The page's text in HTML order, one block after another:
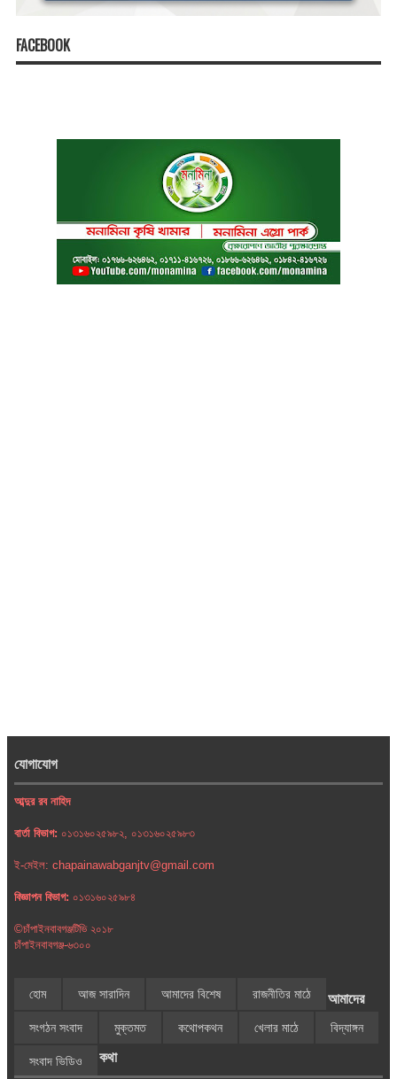
FACEBOOK
যোগাযোগ
আব্দুর রব নাহিদ
বার্তা বিভাগ: ০১৩১৬০২৫৯৮২, ০১৩১৬০২৫৯৮৩
ই-মেইল: chapainawabganjtv@gmail.com
বিজ্ঞাপন বিভাগ: ০১৩১৬০২৫৯৮৪
©চাঁপাইনবাবগঞ্জটিভি ২০১৮
চাঁপাইনবাবগঞ্জ-৬৩০০
হোম আজ সারাদিন আমাদের বিশেষ রাজনীতির মাঠে
সংগঠন সংবাদ মুক্তমত কথোপকথন খেলার মাঠে বিদ্যাঙ্গন
সংবাদ ভিডিও
আমাদের
কথা